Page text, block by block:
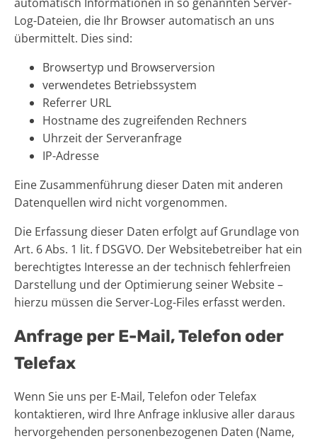
Log-Dateien, die Ihr Browser automatisch an uns
übermittelt. Dies sind:
Browsertyp und Browserversion
verwendetes Betriebssystem
Referrer URL
Hostname des zugreifenden Rechners
Uhrzeit der Serveranfrage
IP-Adresse
Eine Zusammenführung dieser Daten mit anderen
Datenquellen wird nicht vorgenommen.
Die Erfassung dieser Daten erfolgt auf Grundlage von
Art. 6 Abs. 1 lit. f DSGVO. Der Websitebetreiber hat ein
berechtigtes Interesse an der technisch fehlerfreien
Darstellung und der Optimierung seiner Website –
hierzu müssen die Server-Log-Files erfasst werden.
Anfrage per E-Mail, Telefon oder
Telefax
Wenn Sie uns per E-Mail, Telefon oder Telefax
kontaktieren, wird Ihre Anfrage inklusive aller daraus
hervorgehenden personenbezogenen Daten (Name,